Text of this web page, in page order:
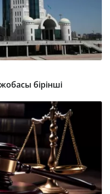
бірінші